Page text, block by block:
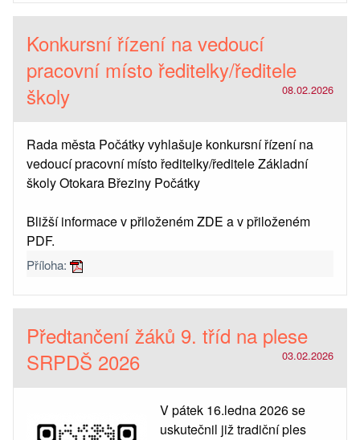
Konkursní řízení na vedoucí
pracovní místo ředitelky/ředitele
školy
08.02.2026
Rada města Počátky vyhlašuje konkursní řízení na
vedoucí pracovní místo ředitelky/ředitele Základní
školy Otokara Březiny Počátky
Bližší informace v přiloženémZDE a v přiloženém
PDF.
Příloha:
Předtančení žáků 9. tříd na plese
SRPDŠ 2026
03.02.2026
V pátek 16.ledna 2026 se
uskutečnil již tradiční ples